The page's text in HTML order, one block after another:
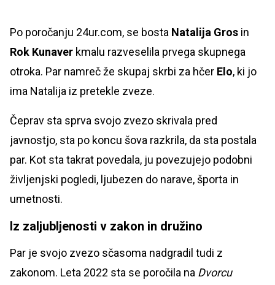
Po poročanju 24ur.com, se bosta Natalija Gros in
Rok Kunaver kmalu razveselila prvega skupnega
otroka. Par namreč že skupaj skrbi za hčer Elo, ki jo
ima Natalija iz pretekle zveze.
Čeprav sta sprva svojo zvezo skrivala pred
javnostjo, sta po koncu šova razkrila, da sta postala
par. Kot sta takrat povedala, ju povezujejo podobni
življenjski pogledi, ljubezen do narave, športa in
umetnosti.
Iz zaljubljenosti v zakon in družino
Par je svojo zvezo sčasoma nadgradil tudi z
zakonom. Leta 2022 sta se poročila na Dvorcu